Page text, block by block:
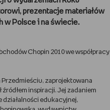
prezentacje materiałów
w Polsce i na świecie.
Chopin 2010 we współpracy
zaprojektowana
inspiracji. Jej zadaniem
działalności edukacyjnej,